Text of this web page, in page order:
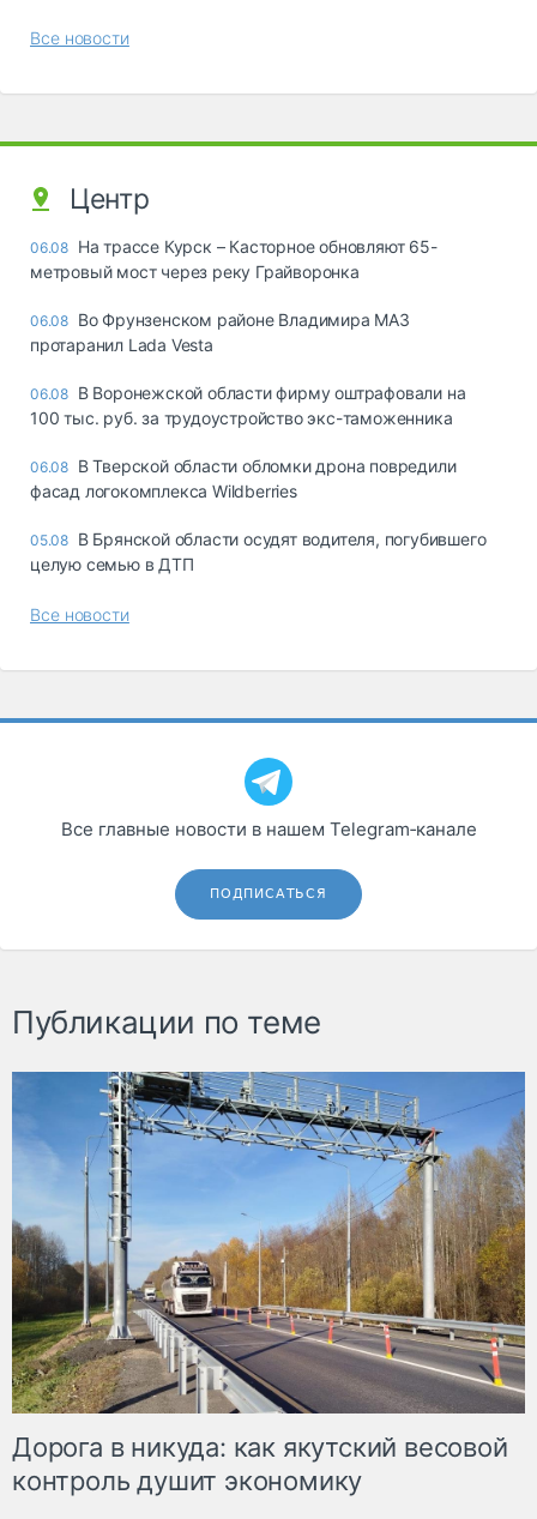
Все новости
Центр
06.08 На трассе Курск – Касторное обновляют 65-
метровый мост через реку Грайворонка
06.08 Во Фрунзенском районе Владимира МАЗ
протаранил Lada Vesta
06.08 В Воронежской области фирму оштрафовали на
100 тыс. руб. за трудоустройство экс-таможенника
06.08 В Тверской области обломки дрона повредили
фасад логокомплекса Wildberries
05.08 В Брянской области осудят водителя, погубившего
целую семью в ДТП
Все новости
Все главные новости в нашем Telegram‑канале
ПОДПИСАТЬСЯ
Публикации по теме
Дорога в никуда: как якутский весовой
контроль душит экономику